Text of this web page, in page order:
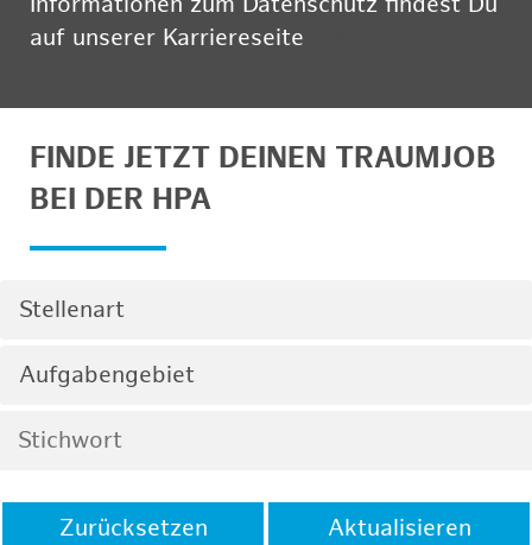
auf unserer Karriereseite
FINDE JETZT DEINEN TRAUMJOB
BEI DER HPA
Stellenart
Aufgabengebiet
Zurücksetzen Aktualisieren